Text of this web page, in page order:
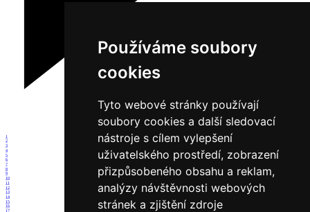
Používáme soubory
cookies
Tyto webové stránky používají
soubory cookies a další sledovací
nástroje s cílem vylepšení
uživatelského prostředí, zobrazení
přizpůsobeného obsahu a reklam,
analýzy návštěvnosti webových
stránek a zjištění zdroje
1
2
3
4
5
6
7
8
9
10
11
12
13
14
15
16
17